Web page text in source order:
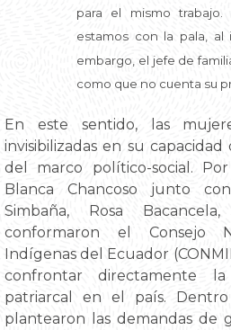
para el mismo
estamos con la pala, al
embargo, el jefe de
como que no cuenta su
En este sentido, las
invisibilizadas en su
del marco político-social.
Blanca Chancoso junto
Simbaña, Rosa
conformaron el Consejo
Indígenas del Ecuador
confrontar directamente
patriarcal en el país.
plantearon las demandas de